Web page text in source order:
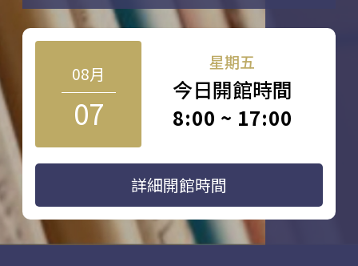
08月
07
星期五
今日開館時間
8:00 ~ 17:00
詳細開館時間